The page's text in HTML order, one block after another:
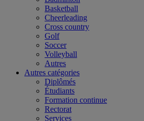
Basketball
Cheerleading
Cross country
Golf
Soccer
Volleyball
Autres
Autres catégories
Diplômés
Étudiants
Formation continue
Rectorat
Services